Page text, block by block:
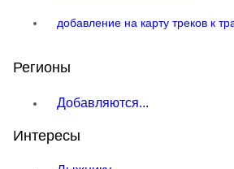
добавление на карту треков к
Регионы
Добавляются...
Интересы